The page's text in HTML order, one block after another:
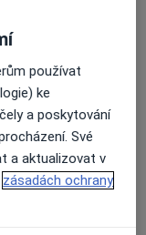
důležité.
za
pacienta.
o názorech
používat
ke
a poskytování
Své
a aktualizovat v
zásadách ochrany